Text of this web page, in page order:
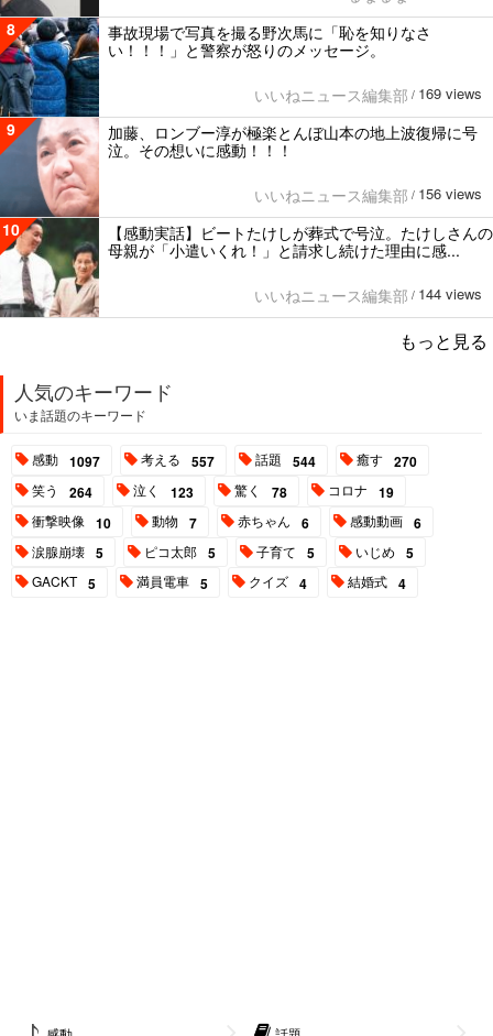
8
事故現場で写真を撮る野次馬に「恥を知りなさ
い！！！」と警察が怒りのメッセージ。
いいねニュース編集部 / 169 views
9
加藤、ロンブー淳が極楽とんぼ山本の地上波復帰に号
泣。その想いに感動！！！
いいねニュース編集部 / 156 views
10
【感動実話】ビートたけしが葬式で号泣。たけしさんの
母親が「小遣いくれ！」と請求し続けた理由に感...
いいねニュース編集部 / 144 views
もっと見る
人気のキーワード
いま話題のキーワード
感動 1097 考える 557 話題 544 癒す 270
笑う 264 泣く 123 驚く 78 コロナ 19
衝撃映像 10 動物 7 赤ちゃん 6 感動動画 6
涙腺崩壊 5 ピコ太郎 5 子育て 5 いじめ 5
GACKT 5 満員電車 5 クイズ 4 結婚式 4